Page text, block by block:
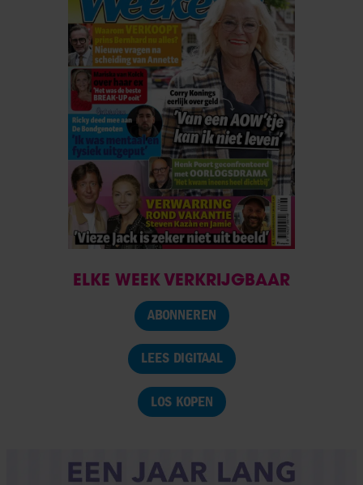
ELKE WEEK VERKRIJGBAAR
ABONNEREN
LEES DIGITAAL
LOS KOPEN